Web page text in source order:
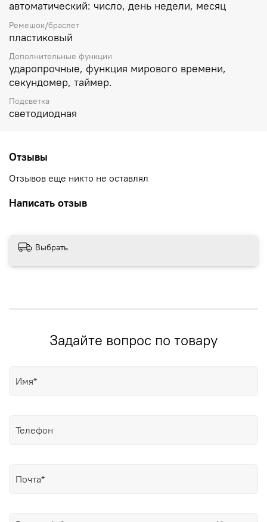
автоматический: число, день недели, месяц
Ремешок/браслет
пластиковый
Дополнительные функции
ударопрочные, функция мирового времени,
секундомер, таймер.
Подсветка
светодиодная
Отзывы
Отзывов еще никто не оставлял
Написать отзыв
Выбрать
Задайте вопрос по товару